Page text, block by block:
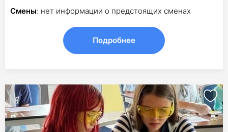
Смены: нет информации о предстоящих сменах
Подробнее